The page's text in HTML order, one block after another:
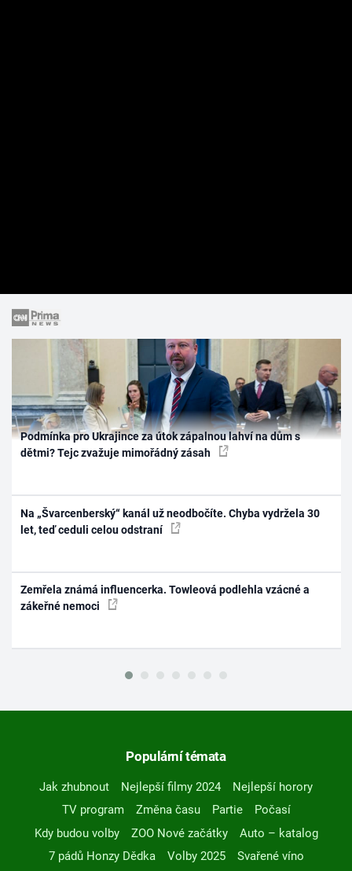
Podmínka pro Ukrajince za útok zápalnou lahví na dům s
dětmi? Tejc zvažuje mimořádný zásah
Na „Švarcenberský“ kanál už neodbočíte. Chyba vydržela 30
let, teď ceduli celou odstraní
Zemřela známá influencerka. Towleová podlehla vzácné a
zákeřné nemoci
Populární témata
Jak zhubnout Nejlepší filmy 2024
Nejlepší horory
TV program
Změna času Partie
Počasí
Kdy budou volby
ZOO Nové začátky
Auto – katalog
7 pádů Honzy Dědka
Volby 2025
Svařené víno